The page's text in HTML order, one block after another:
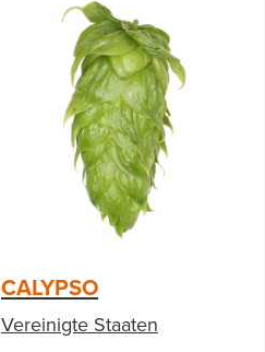
CALYPSO
Vereinigte Staaten